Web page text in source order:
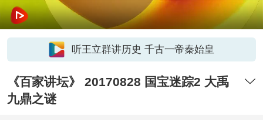
听王立群讲历史 千古一帝秦始皇
《百家讲坛》 20170828 国宝迷踪2 大禹
九鼎之谜